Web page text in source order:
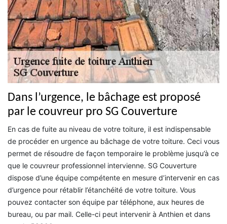
Dans l’urgence, le bâchage est proposé
par le couvreur pro SG Couverture
En cas de fuite au niveau de votre toiture, il est indispensable
de procéder en urgence au bâchage de votre toiture. Ceci vous
permet de résoudre de façon temporaire le problème jusqu’à ce
que le couvreur professionnel intervienne. SG Couverture
dispose d’une équipe compétente en mesure d’intervenir en cas
d’urgence pour rétablir l’étanchéité de votre toiture. Vous
pouvez contacter son équipe par téléphone, aux heures de
bureau, ou par mail. Celle-ci peut intervenir à Anthien et dans